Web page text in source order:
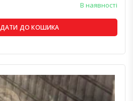
В наявності
ДО КОШИКА